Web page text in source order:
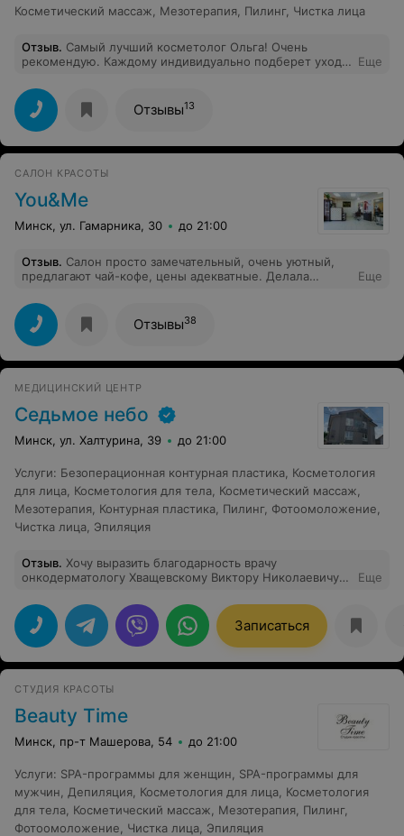
работникам за атмосферу и качественную работу!
Косметический массаж
Мезотерапия Пилинг, Чистка лица
Отзыв. Самый лучший косметолог Ольга! Очень
рекомендую. Каждому индивидуально подберет уход
только мне, но и моим знакомым)
Еще
Отзывы13
САЛОН КРАСОТЫ
You&Me
Минск, ул. Гамарника, 30 до 21:00
Отзыв. Салон просто замечательный, очень уютный,
предлагают чай-кофе, цены адекватные. Делала
Екатерины. Очень вежливая и грамотная, рассказала,
как правильно ухаживать за волосами, подобрала уход.
Больше месяца прошло, а волосы до сих пор гладкие и
блестящие. А главное, что понравилось, мне не
пытались втюхать ничего и цены адекватные.
Еще
Отзывы38
МЕДИЦИНСКИЙ ЦЕНТР
Седьмое небо
Минск, ул. Халтурина, 39 до 21:00
Услуги: Безоперационная контурная пластика Косметология
для лица Косметология для тела Косметический массаж
Мезотерапия Контурная пластика Пилинг, Фотоомоложение
Чистка лица Эпиляция
Отзыв. Хочу выразить благодарность врачу
онкодерматологу Хващевскому Виктору Николаевичу!
удаления двух родинок и папилломы. Виктор
Николаевич сделал все оперативно, четко и
ответственно. Меня никто не пытался развести на
деньги, даже когда несколько лет назад я обратилась к
Хващевскому с просьбой удалить очень большое
пятен проводят в больницах под общим наркозом. И он
прав, так как другой медицинский центр меня
разводил в течении нескольких месяцев на денюжку, а
пятно и не удалилось нисколько. Поэтому когда у меня
возникла потребность сейчас удалить родинки и
доверяю только ему. После удаления ранки заживают
хорошо. Поэтому советую вам обращаться к нему
обязательно, потому что тяжело в наше время найти
честного и добропорядочного врача.
Еще
Записаться
СТУДИЯ КРАСОТЫ
Beauty Time
Минск, пр-т Машерова, 54 до 21:00
Услуги: SPA-программы для женщин
SPA-программы для
мужчин
Депиляция Косметология для лица Косметология
для тела Косметический массаж Мезотерапия Пилинг,
Фотоомоложение
Чистка лица Эпиляция